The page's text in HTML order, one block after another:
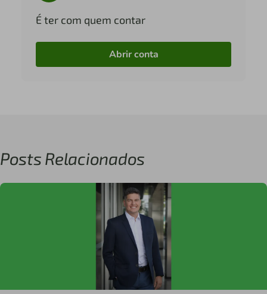
É ter com quem contar
Abrir conta
Posts Relacionados